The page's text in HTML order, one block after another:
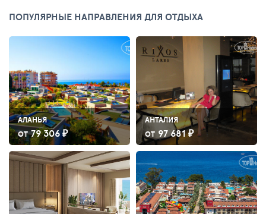
ПОПУЛЯРНЫЕ НАПРАВЛЕНИЯ ДЛЯ ОТДЫХА
АЛАНЬЯ
ОТ 79 306 ₽
АНТАЛИЯ
ОТ 97 681 ₽